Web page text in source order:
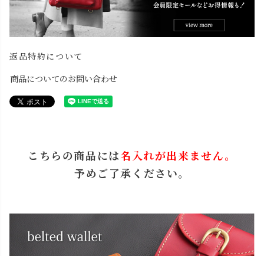
返品特約について
商品についてのお問い合わせ
こちらの商品には名入れが出来ません。
予めご了承ください。